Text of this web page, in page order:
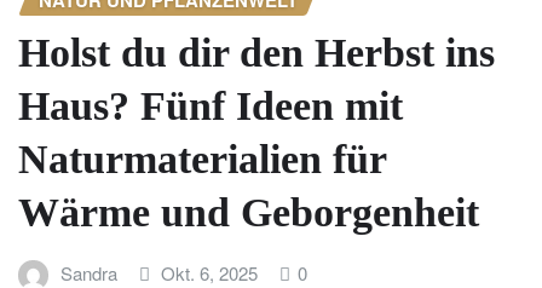
Holst du dir den Herbst ins
Haus? Fünf Ideen mit
Naturmaterialien für
Wärme und Geborgenheit
Sandra Okt. 6, 2025 0